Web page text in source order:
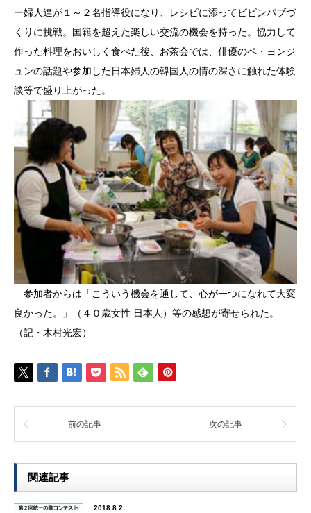
ー婦人達が１～２名指導役になり、レシピに添ってビビンパブづ
くりに挑戦。国籍を超えた楽しい交流の機会を持った。協力して
作った料理をおいしく食べた後、お茶会では、俳優のペ・ヨンジ
ュンの話題や参加した日本婦人の韓国人の情の深さに触れた体験
談等で盛り上がった。
参加者からは「こういう機会を通して、心が一つになれて大変
良かった。」（４０歳女性 日本人）等の感想が寄せられた。
（記・木村光宏）
前の記事 次の記事
関連記事
2018.8.2